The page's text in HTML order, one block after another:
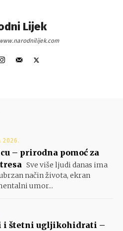
Lijek
2026.
– prirodna pomoć za
Sve više ljudi danas ima
način života, ekran
umor...
i štetni ugljikohidrati –